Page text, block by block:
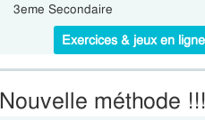
3eme Secondaire
Exercices & jeux en ligne
Nouvelle méthode !!!